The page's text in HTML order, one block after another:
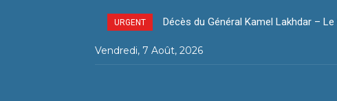
URGENT Décès du Général Kamel Lakhdar – Le
Décès du Général Kamel Lakhdar –
Vendredi, 7 Août, 2026